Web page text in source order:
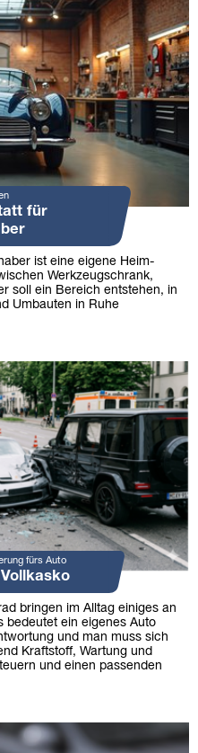
für
ist eine eigene Heim-
Werkzeugschrank,
soll ein Bereich entstehen, in
Umbauten in Ruhe
fürs Auto
bringen im Alltag einiges an
bedeutet ein eigenes Auto
und man muss sich
Kraftstoff, Wartung und
und einen passenden